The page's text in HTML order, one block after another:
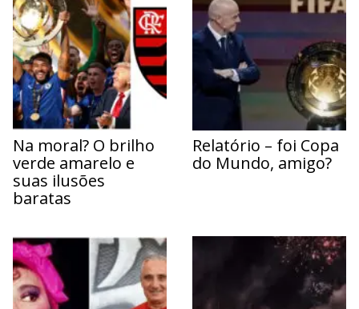
Na moral? O brilho
verde amarelo e
suas ilusões
baratas
Relatório – foi Copa
do Mundo, amigo?